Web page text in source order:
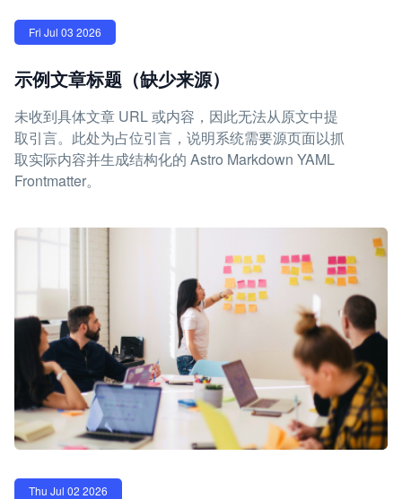
Fri Jul 03 2026
示例文章标题（缺少来源）
未收到具体文章 URL 或内容，因此无法从原文中提
取引言。此处为占位引言，说明系统需要源页面以抓
取实际内容并生成结构化的 Astro Markdown YAML
Frontmatter。
Thu Jul 02 2026